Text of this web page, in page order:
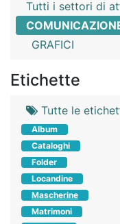
Tutti i settori di
GRAFICI
Etichette
Tutte le
Album
Cataloghi
Folder
Locandine
Mascherine
Matrimoni